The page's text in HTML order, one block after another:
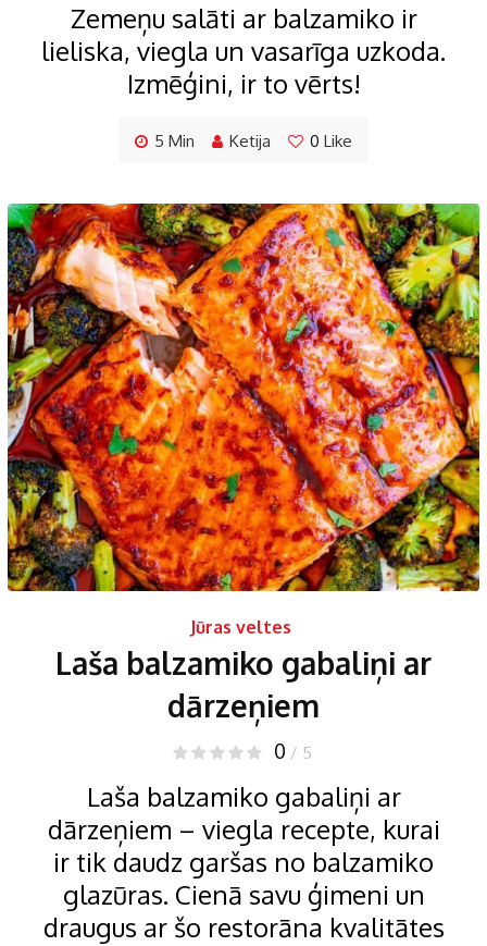
Zemeņu salāti ar balzamiko ir
lieliska, viegla un vasarīga uzkoda.
Izmēģini, ir to vērts!
5 Min Ketija 0 Like
Jūras veltes
Laša balzamiko gabaliņi ar
dārzeņiem
0 / 5
Laša balzamiko gabaliņi ar
dārzeņiem – viegla recepte, kurai
ir tik daudz garšas no balzamiko
glazūras. Cienā savu ģimeni un
draugus ar šo restorāna kvalitātes